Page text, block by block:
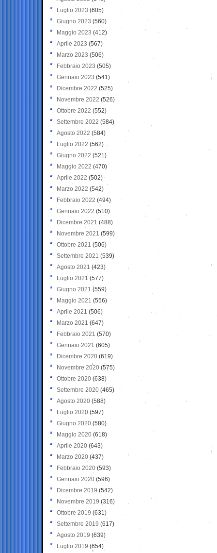
Luglio 2023 (605)
Giugno 2023 (560)
Maggio 2023 (412)
Aprile 2023 (567)
Marzo 2023 (506)
Febbraio 2023 (505)
Gennaio 2023 (541)
Dicembre 2022 (525)
Novembre 2022 (526)
Ottobre 2022 (552)
Settembre 2022 (584)
Agosto 2022 (584)
Luglio 2022 (562)
Giugno 2022 (521)
Maggio 2022 (470)
Aprile 2022 (502)
Marzo 2022 (542)
Febbraio 2022 (494)
Gennaio 2022 (510)
Dicembre 2021 (488)
Novembre 2021 (599)
Ottobre 2021 (506)
Settembre 2021 (539)
Agosto 2021 (423)
Luglio 2021 (577)
Giugno 2021(559)
Maggio 2021 (556)
Aprile 2021 (506)
Marzo 2021 (647)
Febbraio 2021 (570)
Gennaio 2021 (605)
Dicembre 2020 (619)
Novembre 2020 (575)
Ottobre 2020 (638)
Settembre 2020(465)
Agosto 2020 (588)
Luglio 2020 (597)
Giugno 2020 (580)
Maggio 2020 (618)
Aprile 2020 (643)
Marzo 2020 (437)
Febbraio 2020 (593)
Gennaio 2020 (596)
Dicembre 2019 (542)
Novembre 2019 (316)
Ottobre 2019 (631)
Settembre 2019 (617)
Agosto 2019 (639)
Luglio 2019 (654)